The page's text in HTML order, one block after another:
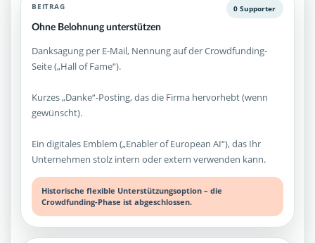
BEITRAG
Ohne Belohnung unterstützen
0 Supporter
Danksagung per E-Mail, Nennung auf der Crowdfunding-
Seite („Hall of Fame“).
Kurzes „Danke“-Posting, das die Firma hervorhebt (wenn
gewünscht).
Ein digitales Emblem („Enabler of European AI“), das Ihr
Unternehmen stolz intern oder extern verwenden kann.
Historische flexible Unterstützungsoption – die
Crowdfunding-Phase ist abgeschlossen.